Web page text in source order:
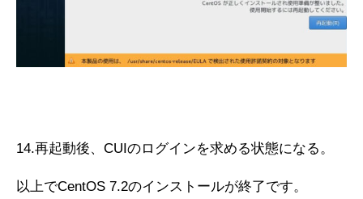
14.再起動後、CUIのログインを求める状態になる。
以上でCentOS 7.2のインストールが終了です。